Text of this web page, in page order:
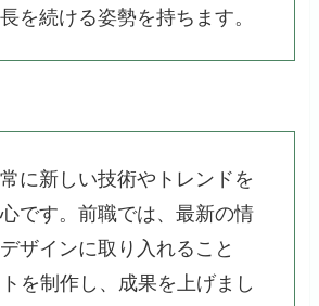
を続ける姿勢を持ちます。
に新しい技術やトレンドを
です。前職では、最新の情
ザインに取り入れること
を制作し、成果を上げまし